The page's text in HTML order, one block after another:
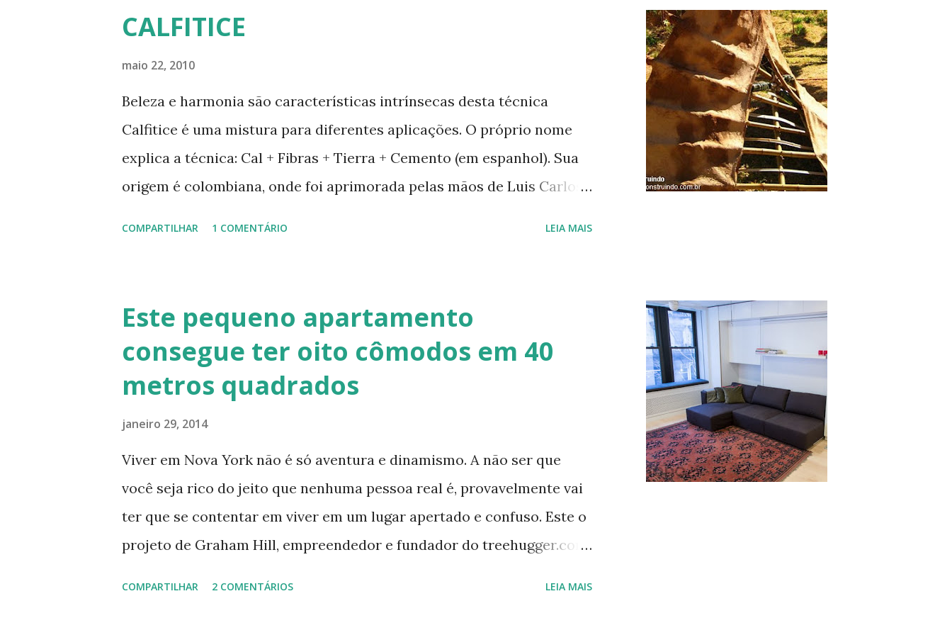
CALFITICE
maio 22, 2010
Beleza e harmonia são características intrínsecas desta técnica
Calfitice é uma mistura para diferentes aplicações. O próprio nome
explica a técnica: Cal + Fibras + Tierra + Cemento (em espanhol). Sua
origem é colombiana, onde foi aprimorada pelas mãos de Luis Carlos
vários usos: revestimentos de paredes (convencionais, de madeira ou
de terra), relevos artísticos, coberturas e também como estruturas.
Fonte: http://www.ecocentro.org/ Telhado em Calfitice Externo
COMPARTILHAR 1 COMENTÁRIO LEIA MAIS
Este pequeno apartamento
consegue ter oito cômodos em 40
metros quadrados
janeiro 29, 2014
Viver em Nova York não é só aventura e dinamismo. A não ser que
você seja rico do jeito que nenhuma pessoa real é, provavelmente vai
ter que se contentar em viver em um lugar apertado e confuso. Este o
projeto de Graham Hill, empreendedor e fundador do treehugger.com
COMPARTILHAR 2 COMENTÁRIOS LEIA MAIS